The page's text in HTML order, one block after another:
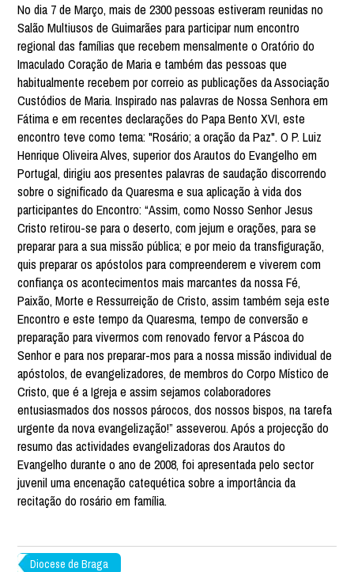
No dia 7 de Março, mais de 2300 pessoas estiveram reunidas no
Salão Multiusos de Guimarães para participar num encontro
regional das famílias que recebem mensalmente o Oratório do
Imaculado Coração de Maria e também das pessoas que
habitualmente recebem por correio as publicações da Associação
Custódios de Maria. Inspirado nas palavras de Nossa Senhora em
Fátima e em recentes declarações do Papa Bento XVI, este
encontro teve como tema: "Rosário; a oração da Paz". O P. Luiz
Henrique Oliveira Alves, superior dos Arautos do Evangelho em
Portugal, dirigiu aos presentes palavras de saudação discorrendo
sobre o significado da Quaresma e sua aplicação à vida dos
participantes do Encontro: “Assim, como Nosso Senhor Jesus
Cristo retirou-se para o deserto, com jejum e orações, para se
preparar para a sua missão pública; e por meio da transfiguração,
quis preparar os apóstolos para compreenderem e viverem com
confiança os acontecimentos mais marcantes da nossa Fé,
Paixão, Morte e Ressurreição de Cristo, assim também seja este
Encontro e este tempo da Quaresma, tempo de conversão e
preparação para vivermos com renovado fervor a Páscoa do
Senhor e para nos preparar-mos para a nossa missão individual de
apóstolos, de evangelizadores, de membros do Corpo Místico de
Cristo, que é a Igreja e assim sejamos colaboradores
entusiasmados dos nossos párocos, dos nossos bispos, na tarefa
urgente da nova evangelização!” asseverou. Após a projecção do
resumo das actividades evangelizadoras dos Arautos do
Evangelho durante o ano de 2008, foi apresentada pelo sector
juvenil uma encenação catequética sobre a importância da
recitação do rosário em família.
Diocese de Braga